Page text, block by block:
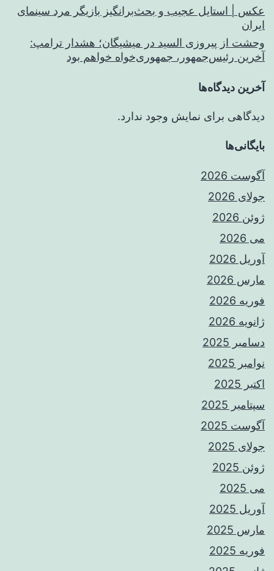
عکس | استایل عجیب و بحث‌برانگیز بازیگر مرد سینمای
ایران
وحشت از پیروزی السید در میشیگان؛ هشدار ترامپ:
آخرین رئیس‌جمهور، جمهوری‌خواه خواهم بود
آخرین دیدگاه‌ها
دیدگاهی برای نمایش وجود ندارد.
بایگانی‌ها
آگوست 2026
جولای 2026
ژوئن 2026
می 2026
آوریل 2026
مارس 2026
فوریه 2026
ژانویه 2026
دسامبر 2025
نوامبر 2025
اکتبر 2025
سپتامبر 2025
آگوست 2025
جولای 2025
ژوئن 2025
می 2025
آوریل 2025
مارس 2025
فوریه 2025